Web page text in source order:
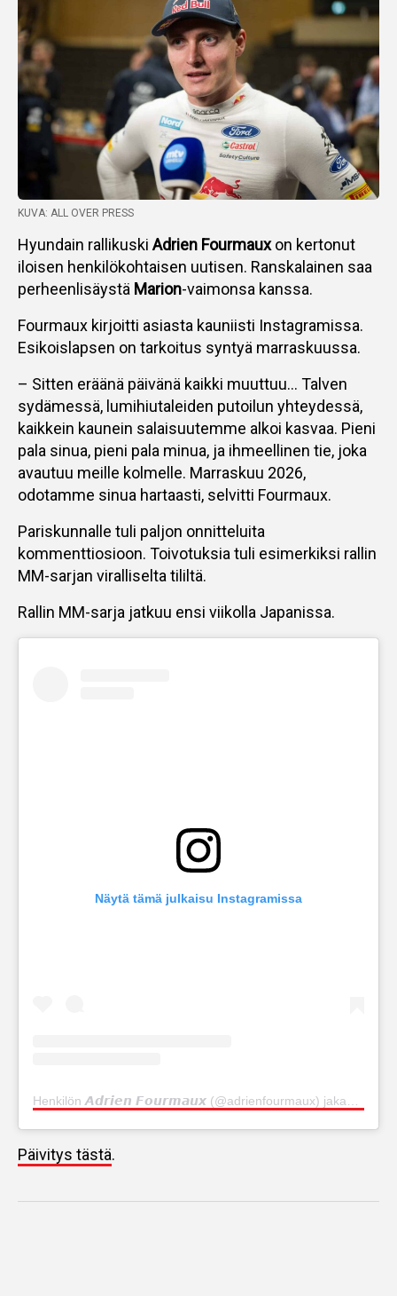
KUVA: ALL OVER PRESS
Hyundain rallikuski Adrien Fourmauxon kertonut
iloisen henkilökohtaisen uutisen. Ranskalainen saa
perheenlisäystä Marion-vaimonsa kanssa.
Fourmaux kirjoitti asiasta kauniisti Instagramissa.
Esikoislapsen on tarkoitus syntyä marraskuussa.
– Sitten eräänä päivänä kaikki muuttuu… Talven
sydämessä, lumihiutaleiden putoilun yhteydessä,
kaikkein kaunein salaisuutemme alkoi kasvaa. Pieni
pala sinua, pieni pala minua, ja ihmeellinen tie, joka
avautuu meille kolmelle. Marraskuu 2026,
odotamme sinua hartaasti, selvitti Fourmaux.
Pariskunnalle tuli paljon onnitteluita
kommenttiosioon. Toivotuksia tuli esimerkiksi rallin
MM-sarjan viralliselta tililtä.
Rallin MM-sarja jatkuu ensi viikolla Japanissa.
Näytä tämä julkaisu Instagramissa
Päivitys tästä.